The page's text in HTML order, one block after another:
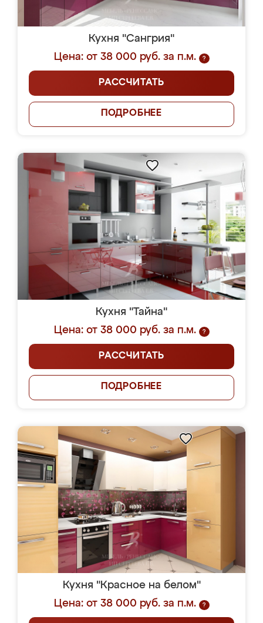
Кухня "Сангрия"
Цена: от 38 000 руб. за п.м.
?
РАССЧИТАТЬ
ПОДРОБНЕЕ
Кухня "Тайна"
Цена: от 38 000 руб. за п.м.
?
РАССЧИТАТЬ
ПОДРОБНЕЕ
Кухня "Красное на белом"
Цена: от 38 000 руб. за п.м.
?